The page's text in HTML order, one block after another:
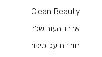
Clean Beauty
אבחון העור שלך
תובנות על טיפוח